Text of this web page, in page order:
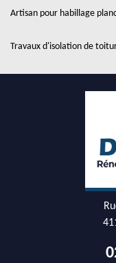
Artisan pour habillage
Travaux d'isolation de